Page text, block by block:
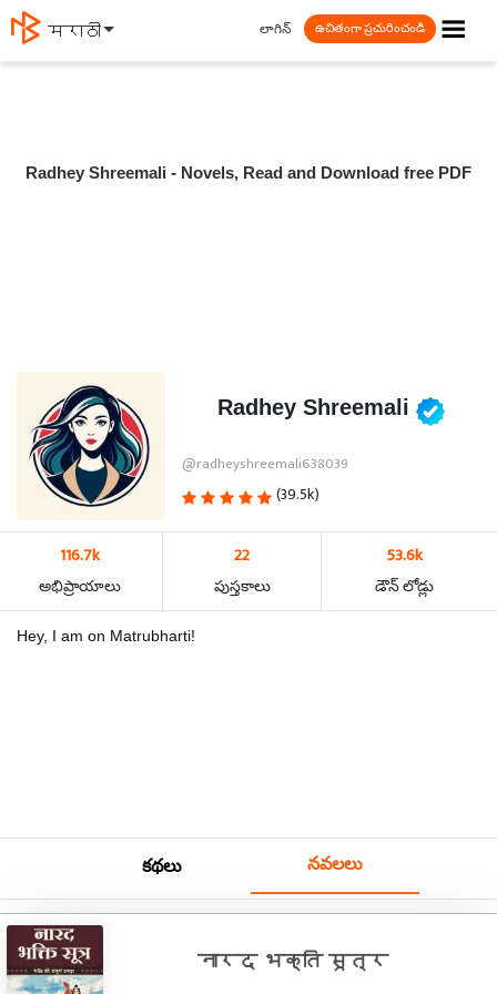
मराठी ☰
లాగిన్ ఉచితంగా ప్రచురించండి
Radhey Shreemali - Novels, Read and Download free PDF
Radhey Shreemali
@radheyshreemali638039
(39.5k)
116.7k
అభిప్రాయాలు
22
పుస్తకాలు
53.6k
డౌన్ లోడ్లు
Hey, I am on Matrubharti!
కథలు నవలలు
नारद भक्ति सूत्र